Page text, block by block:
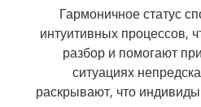
Гармоничное статус
интуитивных процессов,
разбор и помогают
ситуациях
раскрывают, что